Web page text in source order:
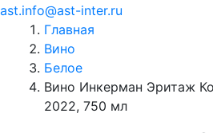
ast.info@ast-inter.ru
Главная
Вино
Белое
Вино Инкерман Эритаж
2022, 750 мл